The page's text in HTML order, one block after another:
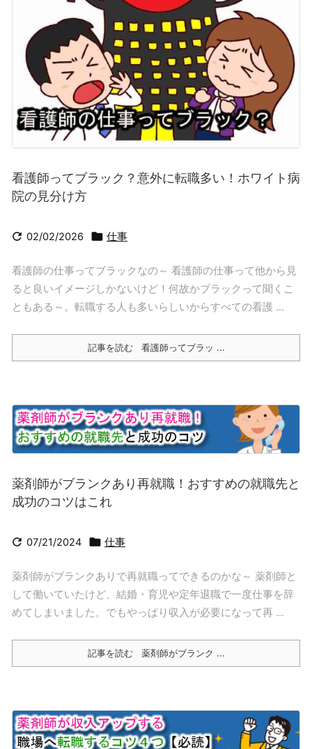
看護師ってブラック？意外に転職多い！ホワイト病
院の見分け方
 02/02/2026  仕事
看護師の仕事ってブラックなの～ 看護師の仕事って他から見
ると良いイメージしかないけど！何故かブラックって聞くこ
ともある～。転職する人も多いらしいからすべての看護 ...
記事を読む 看護師ってブラッ ...
薬剤師がブランクあり再就職！おすすめの就職先と
成功のコツはこれ
 07/21/2024  仕事
薬剤師がブランクありで再就職ってできるのかな～ 薬剤師と
して働いていたけど、結婚・育児や定年退職で一度仕事を辞
めてしまいました。でもやっぱり収入が必要になって再 ...
記事を読む 薬剤師がブランク ...